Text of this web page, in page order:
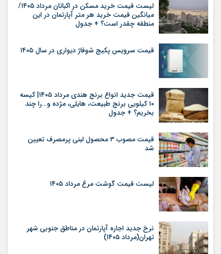
لیست قیمت خرید مسکن در اکباتان مرداد ۱۴۰۵/
میانگین قیمت خرید هر متر آپارتمان در این
منطقه چقدر است؟ + جدول
قیمت سرویس پکیج شوفاژ دیواری در سال ۱۴۰۵
قیمت جدید انواع برنج هندی مرداد ۱۴۰۵| کیسه
۱۰ کیلویی برنج طبیعت، هایلی، مژده و…را چند
بخریم؟ + جدول
قیمت مصوب ۳ محصول لبنی پرمصرف تعیین
شد
لیست قیمت گوشت مرغ مرداد ۱۴۰۵
نرخ جدید اجاره آپارتمان در مناطق جنوبی شهر
تهران(مرداد ۱۴۰۵)